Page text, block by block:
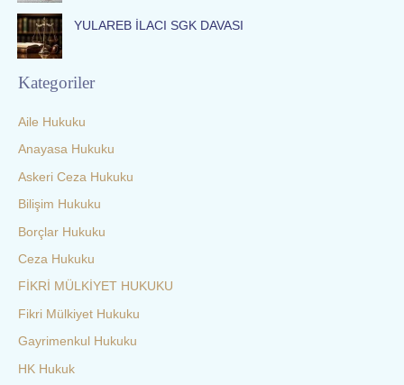
YULAREB İLACI SGK DAVASI
Kategoriler
Aile Hukuku
Anayasa Hukuku
Askeri Ceza Hukuku
Bilişim Hukuku
Borçlar Hukuku
Ceza Hukuku
FİKRİ MÜLKİYET HUKUKU
Fikri Mülkiyet Hukuku
Gayrimenkul Hukuku
HK Hukuk